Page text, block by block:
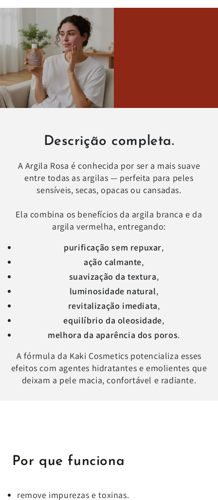
Descrição completa.
A Argila Rosa é conhecida por ser a mais suave
entre todas as argilas — perfeita para peles
sensíveis, secas, opacas ou cansadas.
Ela combina os benefícios da argila branca e da
argila vermelha, entregando:
purificação sem repuxar,
ação calmante,
suavização da textura,
luminosidade natural,
revitalização imediata,
equilíbrio da oleosidade,
melhora da aparência dos poros.
A fórmula da Kaki Cosmetics potencializa esses
efeitos com agentes hidratantes e emolientes que
deixam a pele macia, confortável e radiante.
Por que funciona
remove impurezas e toxinas.